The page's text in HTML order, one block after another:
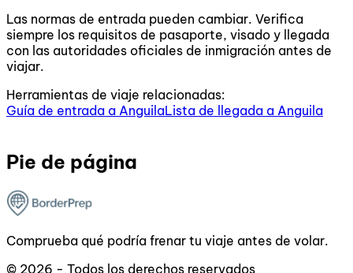
Las normas de entrada pueden cambiar. Verifica
siempre los requisitos de pasaporte, visado y llegada
con las autoridades oficiales de inmigración antes de
viajar.
Herramientas de viaje relacionadas:
Guía de entrada a AnguilaLista de llegada a Anguila
Pie de página
Comprueba qué podría frenar tu viaje antes de volar.
© 2026 - Todos los derechos reservados